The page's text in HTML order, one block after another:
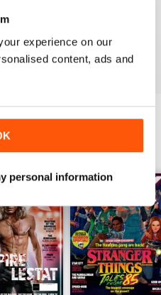
experience on our
content, ads and
personal information
together to celebrate and
for any fan of